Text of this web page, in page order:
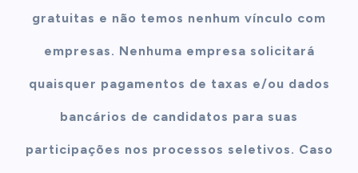
gratuitas e não temos nenhum vínculo com
empresas. Nenhuma empresa solicitará
quaisquer pagamentos de taxas e/ou dados
bancários de candidatos para suas
participações nos processos seletivos. Caso